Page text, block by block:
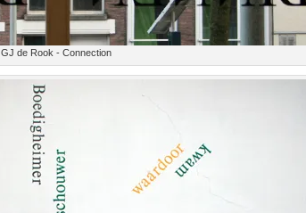
GJ de Rook - Connection